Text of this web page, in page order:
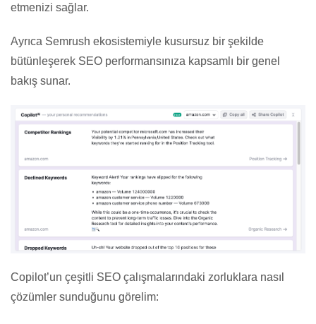
etmenizi sağlar.
Ayrıca Semrush ekosistemiyle kusursuz bir şekilde
bütünleşerek SEO performansınıza kapsamlı bir genel
bakış sunar.
Copilot’un çeşitli SEO çalışmalarındaki zorluklara nasıl
çözümler sunduğunu görelim: